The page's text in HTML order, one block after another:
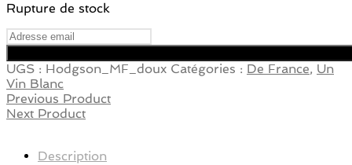
Rupture de stock
UGS : Hodgson_MF_doux Catégories : De France, Un
Vin Blanc
Previous Product
Next Product
Description